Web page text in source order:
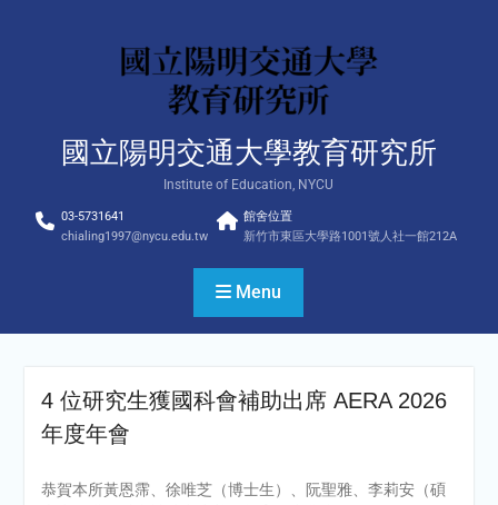
國立陽明交通大學教育研究所
Institute of Education, NYCU
03-5731641
chialing1997@nycu.edu.tw
館舍位置
新竹市東區大學路1001號人社一館212A
Menu
4 位研究生獲國科會補助出席 AERA 2026
年度年會
恭賀本所黃恩霈、徐唯芝（博士生）、阮聖雅、李莉安（碩